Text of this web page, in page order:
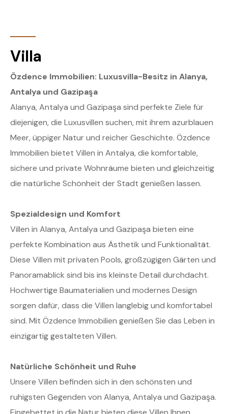
Villa
Özdence Immobilien: Luxusvilla-Besitz in Alanya,
Antalya und Gazipaşa
Alanya, Antalya und Gazipaşa sind perfekte Ziele für
diejenigen, die Luxusvillen suchen, mit ihrem azurblauen
Meer, üppiger Natur und reicher Geschichte. Özdence
Immobilien bietet Villen in Antalya, die komfortable,
sichere und private Wohnräume bieten und gleichzeitig
die natürliche Schönheit der Stadt genießen lassen.
Spezialdesign und Komfort
Villen in Alanya, Antalya und Gazipaşa bieten eine
perfekte Kombination aus Ästhetik und Funktionalität.
Diese Villen mit privaten Pools, großzügigen Gärten und
Panoramablick sind bis ins kleinste Detail durchdacht.
Hochwertige Baumaterialien und modernes Design
sorgen dafür, dass die Villen langlebig und komfortabel
sind. Mit Özdence Immobilien genießen Sie das Leben in
einzigartig gestalteten Villen.
Natürliche Schönheit und Ruhe
Unsere Villen befinden sich in den schönsten und
ruhigsten Gegenden von Alanya, Antalya und Gazipaşa.